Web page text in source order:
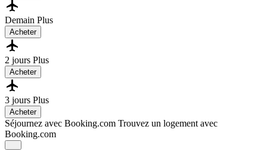
Demain Plus
Acheter
2 jours Plus
Acheter
3 jours Plus
Acheter
Séjournez avec Booking.com Trouvez un logement avec
Booking.com